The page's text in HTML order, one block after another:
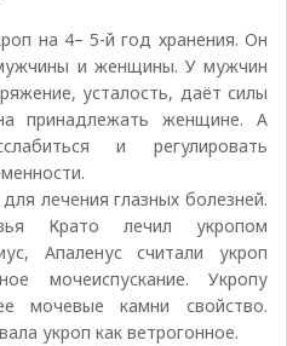
на 4– 5-й год хранения. Он
и женщины. У мужчин
усталость, даёт силы
принадлежать женщине. А
и регулировать
лечения глазных болезней.
Крато лечил укропом
Апаленус считали укроп
мочеиспускание. Укропу
мочевые камни свойство.
укроп как ветрогонное.